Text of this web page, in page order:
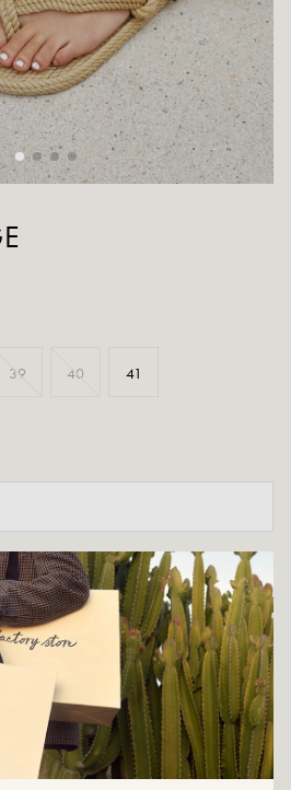
39 40 41
AAN WINKELWAGEN
WENSLIJST TOEVOEGEN
slaat je al neer!